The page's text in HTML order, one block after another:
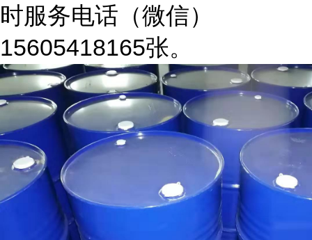
时服务电话（微信）
15605418165张。